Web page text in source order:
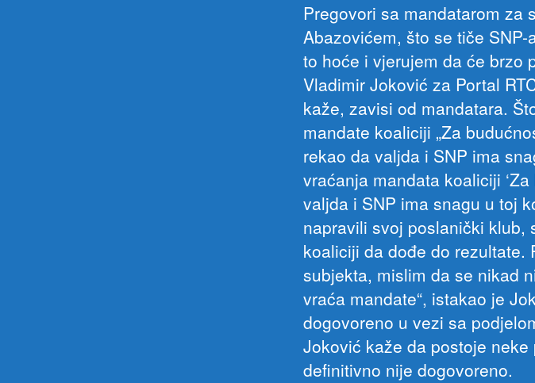
Pregovori sa mandatarom za
Abazovićem, što se tiče
to hoće i vjerujem da će brzo
Vladimir Joković za Portal
kaže, zavisi od mandatara.
mandate koaliciji „Za
rekao da valjda i SNP ima
vraćanja mandata koaliciji
valjda i SNP ima snagu u toj
napravili svoj poslanički klub,
koaliciji da dođe do rezultate.
subjekta, mislim da se nikad
vraća mandate“, istakao je
dogovoreno u vezi sa
Joković kaže da postoje
definitivno nije dogovoreno.